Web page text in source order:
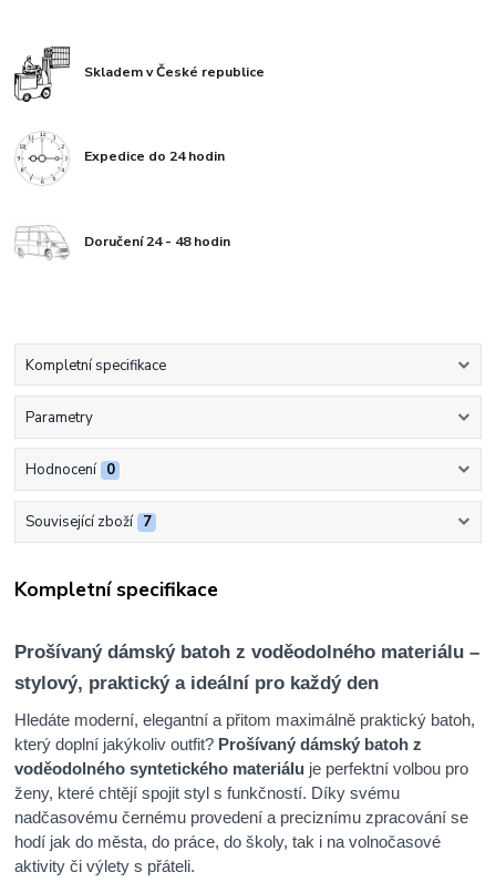
Skladem v České republice
Expedice do 24 hodin
Doručení 24 - 48 hodin
Kompletní specifikace
Parametry
Hodnocení 0
Související zboží 7
Kompletní specifikace
Prošívaný dámský batoh z voděodolného materiálu –
stylový, praktický a ideální pro každý den
Hledáte moderní, elegantní a přitom maximálně praktický batoh,
který doplní jakýkoliv outfit? Prošívaný dámský batoh z
voděodolného syntetického materiálu je perfektní volbou pro
ženy, které chtějí spojit styl s funkčností. Díky svému
nadčasovému černému provedení a preciznímu zpracování se
hodí jak do města, do práce, do školy, tak i na volnočasové
aktivity či výlety s přáteli.